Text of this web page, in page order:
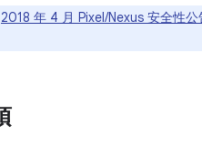
2018 年 4 月 Pixel/Nexus 安全性公